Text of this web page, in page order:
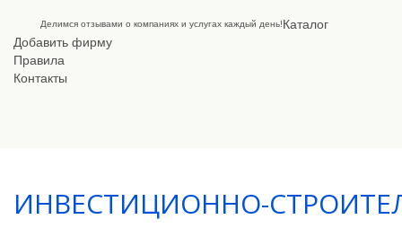
Делимся отзывами о компаниях и услугах каждый день!Каталог
Добавить фирму
Правила
Контакты
ИНВЕСТИЦИОННО-